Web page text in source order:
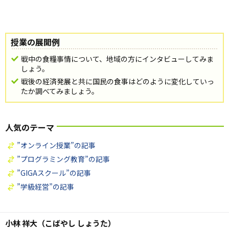
授業の展開例
戦中の食糧事情について、地域の方にインタビューしてみま
しょう。
戦後の経済発展と共に国民の食事はどのように変化していっ
たか調べてみましょう。
人気のテーマ
”オンライン授業”の記事
”プログラミング教育”の記事
”GIGAスクール”の記事
”学級経営”の記事
小林 祥大（こばやし しょうた）